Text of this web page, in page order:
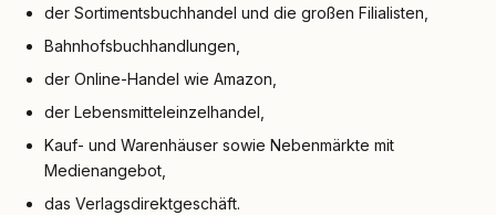
der Sortimentsbuchhandel und die großen Filialisten,
Bahnhofsbuchhandlungen,
der Online-Handel wie Amazon,
der Lebensmitteleinzelhandel,
Kauf- und Warenhäuser sowie Nebenmärkte mit
Medienangebot,
das Verlagsdirektgeschäft.